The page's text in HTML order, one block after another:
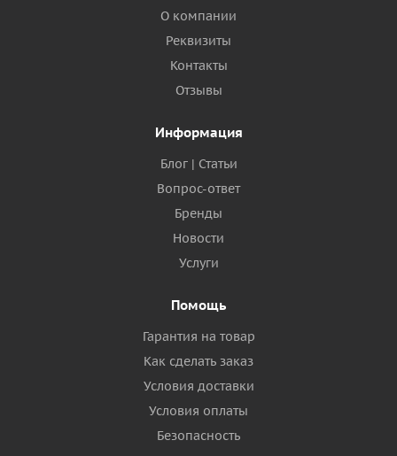
О компании
Реквизиты
Контакты
Отзывы
Информация
Блог | Статьи
Вопрос-ответ
Бренды
Новости
Услуги
Помощь
Гарантия на товар
Как сделать заказ
Условия доставки
Условия оплаты
Безопасность